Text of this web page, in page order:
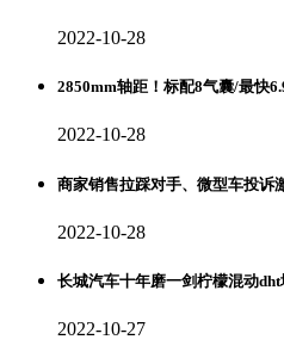
2022-10-28
2850mm轴距！标配8气囊/最快
2022-10-28
商家销售拉踩对手、微型车投诉
2022-10-28
长城汽车十年磨一剑柠檬混动
2022-10-27